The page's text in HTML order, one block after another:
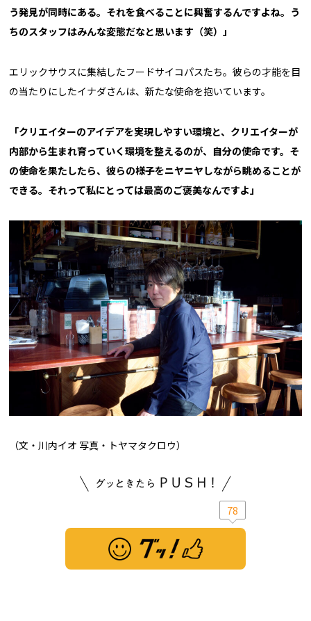
う発見が同時にある。それを食べることに興奮するんですよね。う
ちのスタッフはみんな変態だなと思います（笑）」
エリックサウスに集結したフードサイコパスたち。彼らの才能を目
の当たりにしたイナダさんは、新たな使命を抱いています。
「クリエイターのアイデアを実現しやすい環境と、クリエイターが
内部から生まれ育っていく環境を整えるのが、自分の使命です。そ
の使命を果たしたら、彼らの様子をニヤニヤしながら眺めることが
できる。それって私にとっては最高のご褒美なんですよ」
（文・川内イオ 写真・トヤマタクロウ）
78